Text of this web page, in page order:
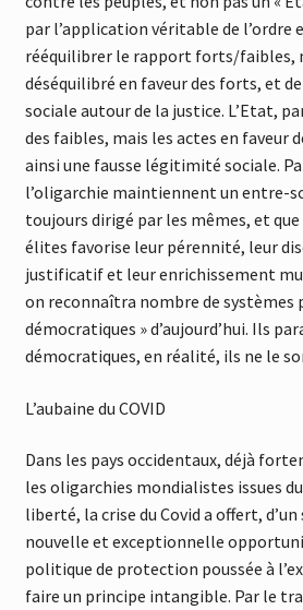
par l’application véritable de l’ordre
rééquilibrer le rapport forts/faibles,
déséquilibré en faveur des forts, et
sociale autour de la justice. L’Etat,
des faibles, mais les actes en faveur
ainsi une fausse légitimité sociale.
l’oligarchie maintiennent un entre-
toujours dirigé par les mêmes, et
élites favorise leur pérennité, leur
justificatif et leur enrichissement
on reconnaîtra nombre de systèmes
démocratiques » d’aujourd’hui. Ils
démocratiques, en réalité, ils ne le
L’aubaine du COVID
Dans les pays occidentaux, déjà
les oligarchies mondialistes issues
liberté, la crise du Covid a offert, d’un
nouvelle et exceptionnelle
politique de protection poussée à
faire un principe intangible. Par le